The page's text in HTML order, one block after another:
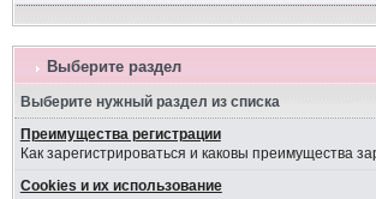
Выберите раздел
Выберите нужный раздел из списка
Преимущества регистрации
Как зарегистрироваться и каковы преимущества
Cookies и их использование